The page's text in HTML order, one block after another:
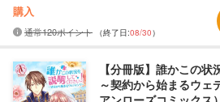
購入
通常120ポイント （終了日:08/30）
【分冊版】誰かこの状
～契約から始まるウェ